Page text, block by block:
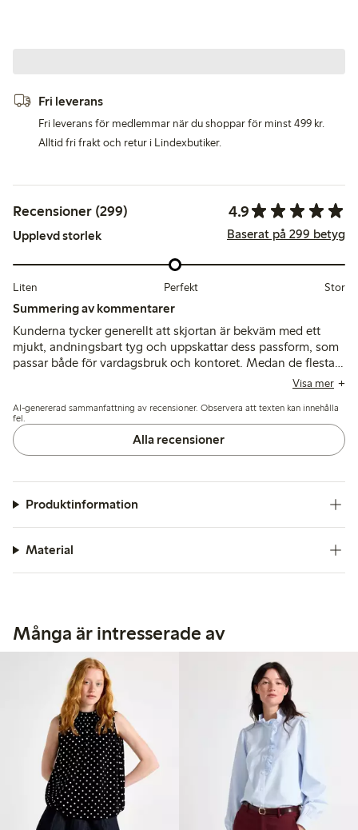
Fri leverans
Fri leverans för medlemmar när du shoppar för minst 499 kr.
Alltid fri frakt och retur i Lindexbutiker.
Recensioner (299) 4.9
Upplevd storlek Baserat på 299 betyg
Liten Perfekt Stor
Summering av kommentarer
Kunderna tycker generellt att skjortan är bekväm med ett
mjukt, andningsbart tyg och uppskattar dess passform, som
passar både för vardagsbruk och kontoret. Medan de flesta
uppger att den är true to size, rekommenderar några att välja
ett fåtal nämner mindre problem med storlek eller knapphål.
Visa mer
AI-genererad sammanfattning av recensioner. Observera att texten kan innehålla
fel.
Alla recensioner
Produktinformation
Material
Många är intresserade av